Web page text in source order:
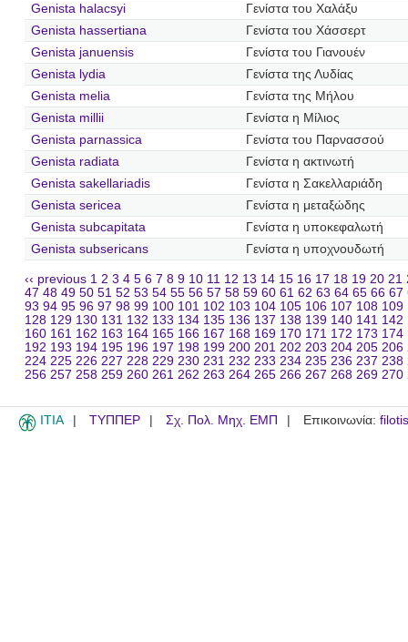
Genista halacsyi
Γενίστα του Χαλάξυ
Genista hassertiana
Γενίστα του Χάσσερτ
Genista januensis
Γενίστα του Γιανουέν
Genista lydia
Γενίστα της Λυδίας
Genista melia
Γενίστα της Μήλου
Genista millii
Γενίστα η Μίλιος
Genista parnassica
Γενίστα του Παρνασσού
Genista radiata
Γενίστα η ακτινωτή
Genista sakellariadis
Γενίστα η Σακελλαριάδη
Genista sericea
Γενίστα η μεταξώδης
Genista subcapitata
Γενίστα η υποκεφαλωτή
Genista subsericans
Γενίστα η υποχνουδωτή
‹‹ previous 1 2 3 4 5 6 7 8 9 10 11 12 13 14 15 16 17 18 19 20 21
47 48 49 50 51 52 53 54 55 56 57 58 59 60 61 62 63 64 65 66 67
93 94 95 96 97 98 99 100 101 102 103 104 105 106 107 108 109
128 129 130 131 132 133 134 135 136 137 138 139 140 141 142
160 161 162 163 164 165 166 167 168 169 170 171 172 173 174
192 193 194 195 196 197 198 199 200 201 202 203 204 205 206
224 225 226 227 228 229 230 231 232 233 234 235 236 237 238
256 257 258 259 260 261 262 263 264 265 266 267 268 269 270
ITIA ΤΥΠΠΕΡ Σχ. Πολ. Μηχ. ΕΜΠ Επικοινωνία: